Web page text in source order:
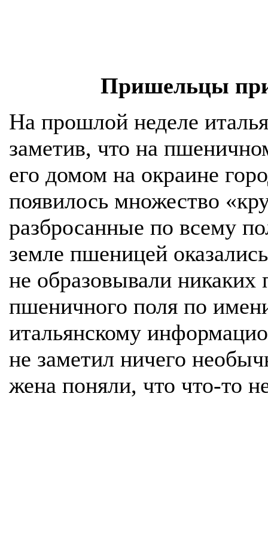
Пришельцы
На прошлой неделе
заметив, что на
его домом на окраине
появилось множество
разбросанные по всему
земле пшеницей
не образовывали
пшеничного поля по
итальянскому
не заметил ничего
жена поняли, что что-то